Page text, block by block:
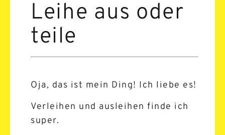
Leihe aus oder
teile
Oja, das ist mein Ding! Ich liebe es!
Verleihen und ausleihen finde ich
super.